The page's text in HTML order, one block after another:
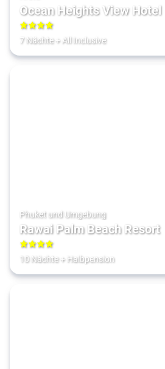
Ocean Heights View Hotel
4
7 Nächte+ All Inclusive
Phuket und Umgebung
Rawai Palm Beach Resort
4
10 Nächte+ Halbpension